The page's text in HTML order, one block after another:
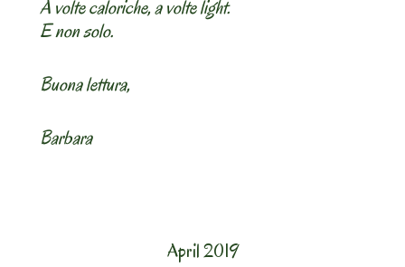
A volte caloriche, a volte light.
E non solo.
Buona lettura,
Barbara
April 2019